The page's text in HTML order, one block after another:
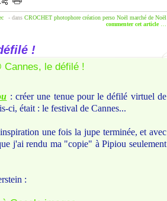
- dans CROCHET photophore création perso Noël marché de Noël
commenter cet article
!
: créer une tenue pour le défilé virtuel de
ci, était : le festival de Cannes...
une fois la jupe terminée, et avec
j'ai rendu ma "copie" à Pipiou seulement
: